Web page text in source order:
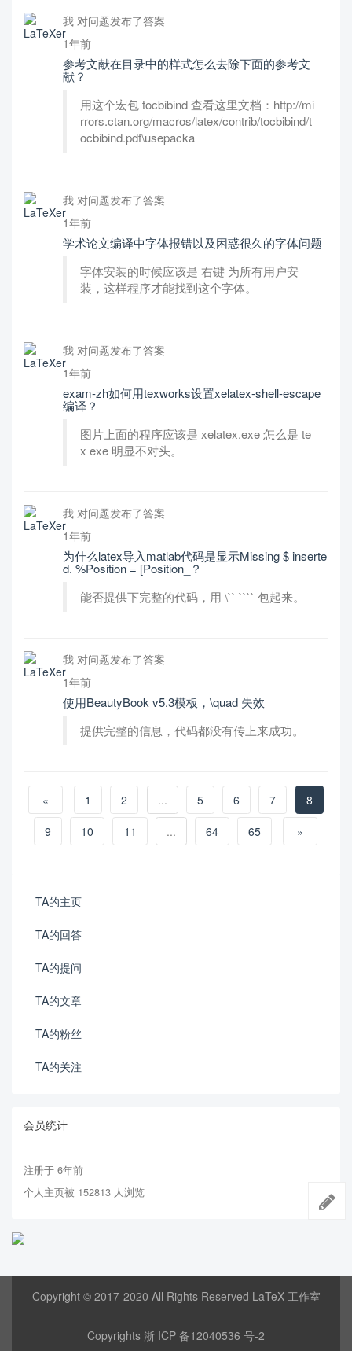
我 对问题发布了答案
1年前
参考文献在目录中的样式怎么去除下面的参考文
献？
用这个宏包 tocbibind 查看这里文档：http://mi
rrors.ctan.org/macros/latex/contrib/tocbibind/t
ocbibind.pdf\usepacka
我 对问题发布了答案
1年前
学术论文编译中字体报错以及困惑很久的字体问题
字体安装的时候应该是 右键 为所有用户安
装，这样程序才能找到这个字体。
我 对问题发布了答案
1年前
exam-zh如何用texworks设置xelatex-shell-escape
编译？
图片上面的程序应该是 xelatex.exe 怎么是 te
x exe 明显不对头。
我 对问题发布了答案
1年前
为什么latex导入matlab代码是显示Missing $ inserte
d. %Position = [Position_？
能否提供下完整的代码，用 \`` ```` 包起来。
我 对问题发布了答案
1年前
使用BeautyBook v5.3模板，\quad 失效
提供完整的信息，代码都没有传上来成功。
« 1 2 ... 5 6 7
8
9
10 11 ... 64 65 »
TA的主页
TA的回答
TA的提问
TA的文章
TA的粉丝
TA的关注
会员统计
注册于 6年前
个人主页被 152813 人浏览
Copyright © 2017-2020 All Rights Reserved LaTeX 工作室
Copyrights 浙 ICP 备12040536 号-2